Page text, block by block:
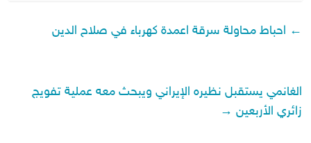
← احباط محاولة سرقة اعمدة كهرباء في صلاح الدين
الغانمي يستقبل نظيره الإيراني ويبحث معه عملية تفويج
زائري الأربعين →